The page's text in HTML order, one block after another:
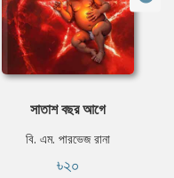
সাতাশ বছর আগে
বি. এম. পারভেজ রানা
৳২০